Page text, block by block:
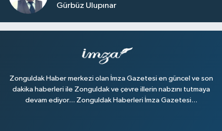
Gürbüz Ulupınar
Zonguldak Haber merkezi olan İmza Gazetesi en güncel ve son
dakika haberleri ile Zonguldak ve çevre illerin nabzını tutmaya
devam ediyor... Zonguldak Haberleri İmza Gazetesi...